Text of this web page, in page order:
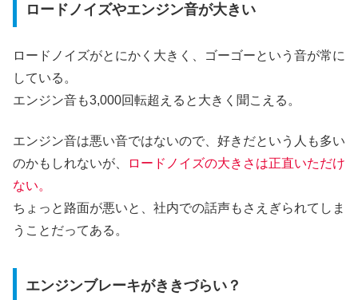
ロードノイズやエンジン音が大きい
ロードノイズがとにかく大きく、ゴーゴーという音が常に
している。
エンジン音も3,000回転超えると大きく聞こえる。
エンジン音は悪い音ではないので、好きだという人も多い
のかもしれないが、
ロードノイズの大きさは正直いただけ
ない。
ちょっと路面が悪いと、社内での話声もさえぎられてしま
うことだってある。
エンジンブレーキがききづらい？